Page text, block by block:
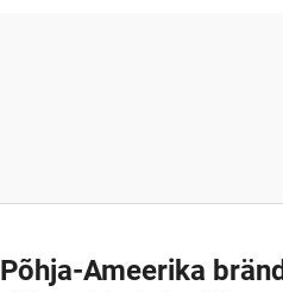
Põhja-Ameerika bränd